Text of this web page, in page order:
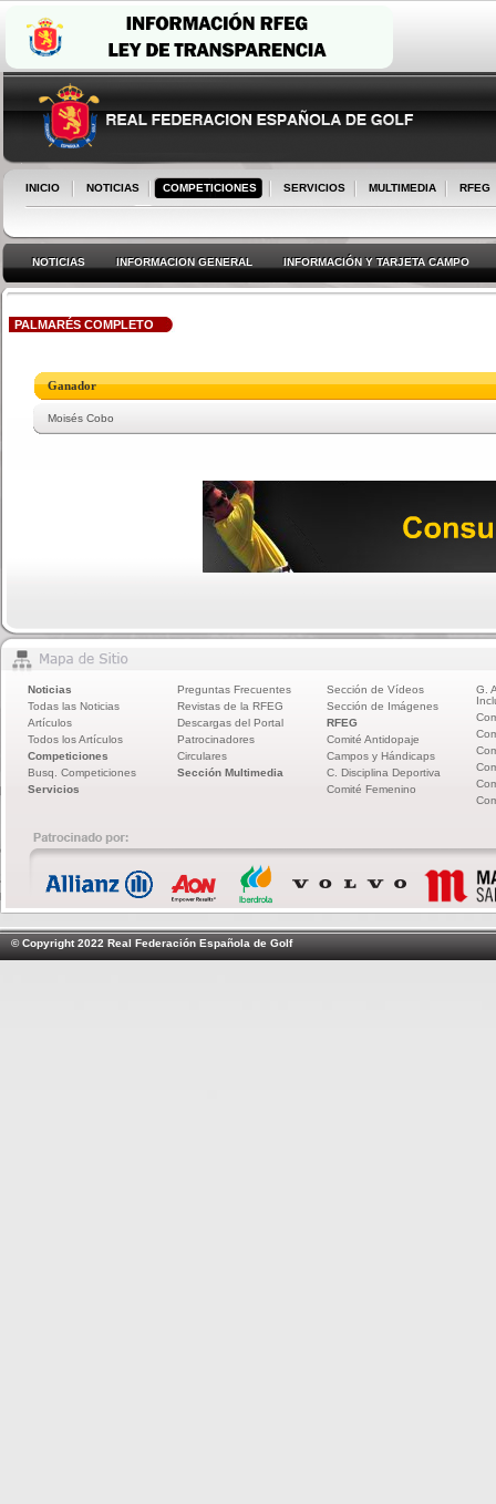
INICIO NOTICIAS COMPETICIONES SERVICIOS MULTIMEDIA RFEG
NOTICIAS INFORMACION GENERAL INFORMACIÓN Y TARJETA CAMPO
PALMARÉS COMPLETO
Ganador
Moisés Cobo
Noticias
Todas las Noticias
Artículos
Todos los Artículos
Competiciones
Busq. Competiciones
Servicios
Preguntas Frecuentes
Revistas de la RFEG
Descargas del Portal
Patrocinadores
Circulares
Sección Multimedia
Sección de Vídeos
Sección de Imágenes
RFEG
Comité Antidopaje
Campos y Hándicaps
C. Disciplina Deportiva
Comité Femenino
G.
© Copyright 2022 Real Federación Española de Golf